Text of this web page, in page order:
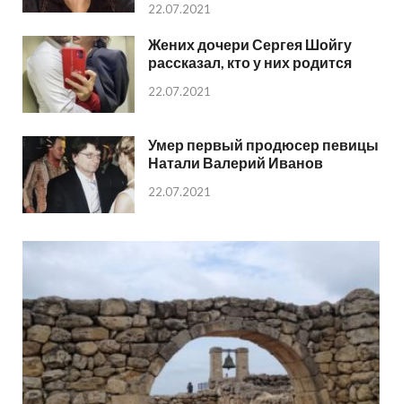
22.07.2021
Жених дочери Сергея Шойгу
рассказал, кто у них родится
22.07.2021
Умер первый продюсер певицы
Натали Валерий Иванов
22.07.2021